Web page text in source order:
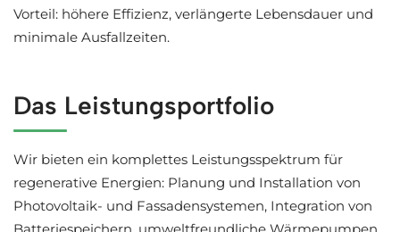
Vorteil: höhere Effizienz, verlängerte Lebensdauer und
minimale Ausfallzeiten.
Das Leistungsportfolio
Wir bieten ein komplettes Leistungsspektrum für
regenerative Energien: Planung und Installation von
Photovoltaik- und Fassadensystemen, Integration von
Batteriespeichern, umweltfreundliche Wärmepumpen,